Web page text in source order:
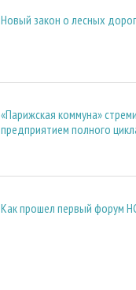
Новый закон о лесных
«Парижская коммуна»
предприятием полного
Как прошел первый форум